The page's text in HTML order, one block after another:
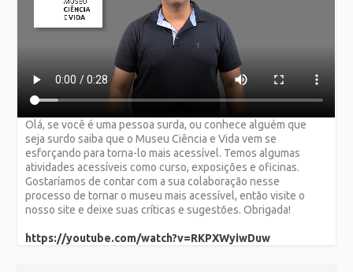
Olá, se você é uma pessoa surda, ou conhece alguém que
seja surdo saiba que o Museu Ciência e Vida vem se
esforçando para torna-lo mais acessível. Temos algumas
atividades acessíveis como curso, exposições e oficinas.
Gostaríamos de contar com a sua colaboração nesse
processo de tornar o museu mais acessível, então visite o
nosso site e deixe suas críticas e sugestões. Obrigada!
https://youtube.com/watch?v=RKPXWyiwDuw